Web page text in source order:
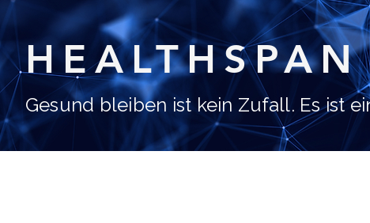
Gesund bleiben ist kein Zufall. Es ist